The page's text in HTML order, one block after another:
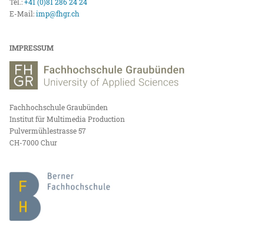
E-Mail:imp@fhgr.ch
IMPRESSUM
Fachhochschule Graubünden
Institut für Multimedia Production
Pulvermühlestrasse 57
CH-7000 Chur